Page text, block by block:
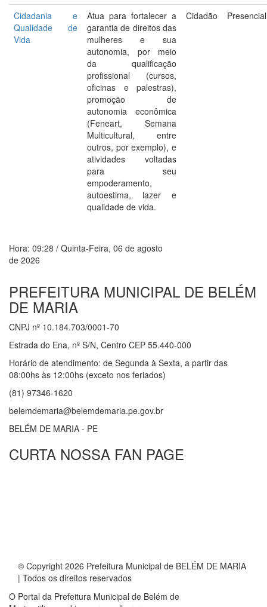
Cidadania e
Qualidade de
Vida
Atua para fortalecer a
garantia de direitos das
mulheres e sua
autonomia, por meio
da qualificação
profissional (cursos,
oficinas e palestras),
promoção de
autonomia econômica
(Feneart, Semana
Multicultural, entre
outros, por exemplo), e
atividades voltadas
para seu
empoderamento,
autoestima, lazer e
qualidade de vida.
Cidadão Presencial
Hora: 09:28 / Quinta-Feira, 06 de agosto
de 2026
PREFEITURA MUNICIPAL DE BELÉM
DE MARIA
CNPJ nº 10.184.703/0001-70
Estrada do Ena, nº S/N, Centro CEP 55.440-000
Horário de atendimento: de Segunda à Sexta, a partir das
08:00hs às 12:00hs (exceto nos feriados)
(81) 97346-1620
belemdemaria@belemdemaria.pe.gov.br
BELÉM DE MARIA - PE
CURTA NOSSA FAN PAGE
© Copyright 2026 Prefeitura Municipal de BELÉM DE MARIA
| Todos os direitos reservados
O Portal da Prefeitura Municipal de Belém de